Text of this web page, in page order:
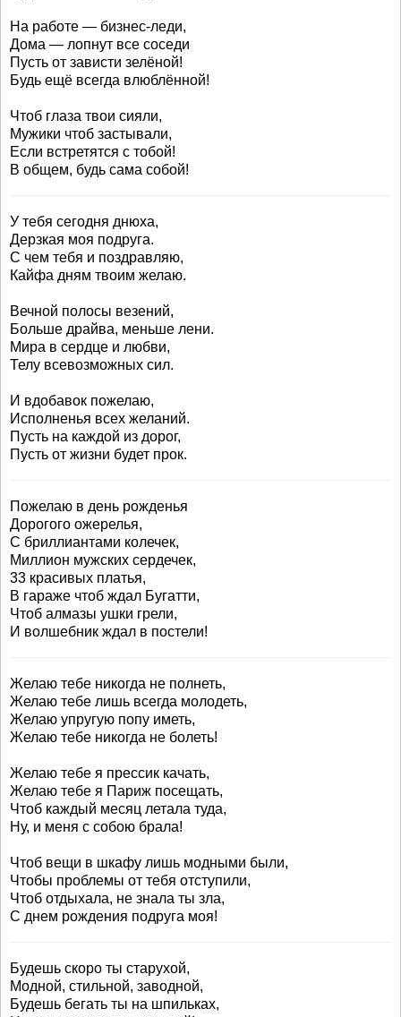
На работе — бизнес-леди,
Дома — лопнут все соседи
Пусть от зависти зелёной!
Будь ещё всегда влюблённой!
Чтоб глаза твои сияли,
Мужики чтоб застывали,
Если встретятся с тобой!
В общем, будь сама собой!
У тебя сегодня днюха,
Дерзкая моя подруга.
С чем тебя и поздравляю,
Кайфа дням твоим желаю.
Вечной полосы везений,
Больше драйва, меньше лени.
Мира в сердце и любви,
Телу всевозможных сил.
И вдобавок пожелаю,
Исполненья всех желаний.
Пусть на каждой из дорог,
Пусть от жизни будет прок.
Пожелаю в день рожденья
Дорогого ожерелья,
С бриллиантами колечек,
Миллион мужских сердечек,
33 красивых платья,
В гараже чтоб ждал Бугатти,
Чтоб алмазы ушки грели,
И волшебник ждал в постели!
Желаю тебе никогда не полнеть,
Желаю тебе лишь всегда молодеть,
Желаю упругую попу иметь,
Желаю тебе никогда не болеть!
Желаю тебе я прессик качать,
Желаю тебе я Париж посещать,
Чтоб каждый месяц летала туда,
Ну, и меня с собою брала!
Чтоб вещи в шкафу лишь модными были,
Чтобы проблемы от тебя отступили,
Чтоб отдыхала, не знала ты зла,
С днем рождения подруга моя!
Будешь скоро ты старухой,
Модной, стильной, заводной,
Будешь бегать ты на шпильках,